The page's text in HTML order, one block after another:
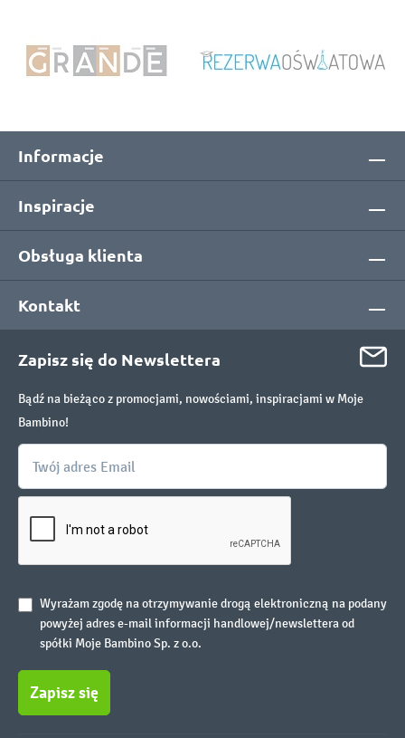
Informacje
Inspiracje
Obsługa klienta
Kontakt
Zapisz się do Newslettera
Bądź na bieżąco z promocjami, nowościami, inspiracjami w Moje
Bambino!
Wyrażam zgodę na otrzymywanie drogą elektroniczną na podany
powyżej adres e-mail informacji handlowej/newslettera od
spółki Moje Bambino Sp. z o.o.
Zapisz się